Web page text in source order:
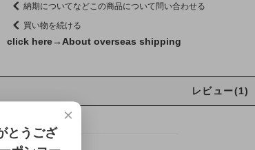
納期についてなどこの商品について問い合わせる
買い物を続ける
click here→ About overseas shipping
レビュー(1)
×
とうござ